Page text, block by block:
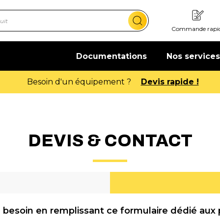
Commande
Documentations Nos services
Offre de bienvenue : 20€ offerts
DEVIS & CONTACT
besoin en remplissant ce formulaire dédié aux